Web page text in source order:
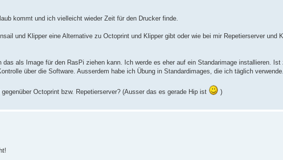
kommt und ich vielleicht wieder Zeit für den Drucker finde.
und Klipper eine Alternative zu Octoprint und Klipper gibt oder wie bei mir Repetierserver und
das als Image für den RasPi ziehen kann. Ich werde es eher auf ein Standarimage installieren.
über die Software. Ausserdem habe ich Übung in Standardimages, die ich täglich verwende.
Octoprint bzw. Repetierserver? (Ausser das es gerade Hip ist )